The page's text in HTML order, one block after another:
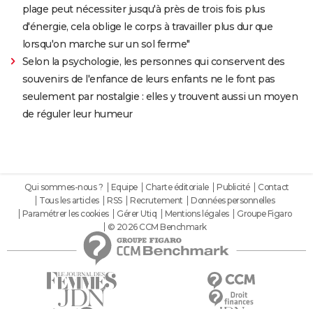
plage peut nécessiter jusqu'à près de trois fois plus
d'énergie, cela oblige le corps à travailler plus dur que
lorsqu'on marche sur un sol ferme"
Selon la psychologie, les personnes qui conservent des
souvenirs de l'enfance de leurs enfants ne le font pas
seulement par nostalgie : elles y trouvent aussi un moyen
de réguler leur humeur
Qui sommes-nous ? Equipe Charte éditoriale Publicité
Contact
Tous les articles
RSS Recrutement
Données personnelles
Paramétrer les cookies
Gérer Utiq Mentions légales
Groupe Figaro
© 2026 CCM Benchmark